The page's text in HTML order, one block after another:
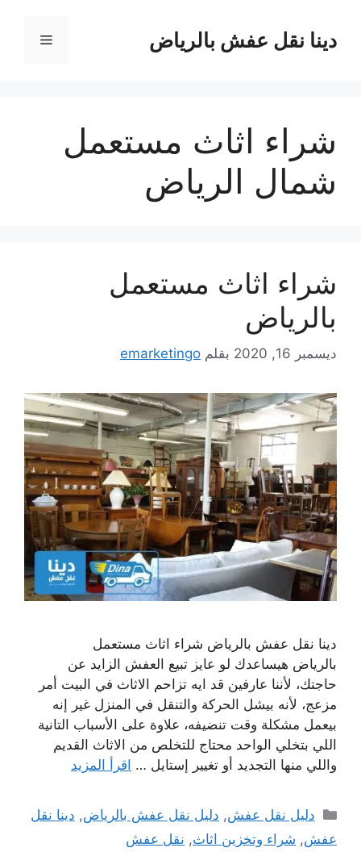
المحتوىدينا نقل عفش بالرياض القائمة
شراء اثاث مستعمل
شمال الرياض
شراء اثاث مستعمل
بالرياض
ديسمبر 16, 2020 بقلم emarketingo
دينا نقل عفش بالرياض شراء اثاث مستعمل
بالرياض هيساعدك لو عايز تبيع العفش الزايد عن
حاجتك، لأننا عارفين قد ايه تزاحم الاثاث في البيت أمر
مزعج، لأنه بيشل الحركة والتنقل في المنزل غير إنه
بيعمل مشكلة وقت تنضيفه، علاوة على الأسباب التانية
اللي بتخلي الواحد محتاج للتخلص من الاثاث القديم
واللي منها التجديد أو تغيير إستايل … اقرأ المزيد
التصنيفات
دليل نقل عفش, دليل نقل عفش بالرياض, دينا نقل
عفش, شراء وتخزين اثاث, نقل عفش